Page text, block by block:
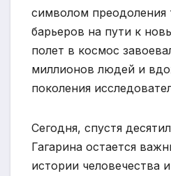
символом преодоления
барьеров на пути к
полет в космос
миллионов людей и
поколения
Сегодня, спустя
Гагарина остается
истории человечества